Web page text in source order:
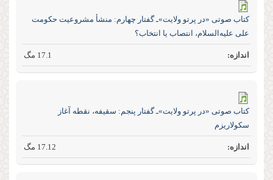
كتاب صوتی «در پرتو ولایت»ـ گفتار چهارم:‌ منشأ مشروعيت حكومت
على عليه‏‌‌السلام، انتصاب يا انتخاب؟
17.1 مگ
كتاب صوتی «در پرتو ولایت»ـ گفتار پنجم: سقيفه، نقطه آغاز
سكولاريزم
17.12 مگ